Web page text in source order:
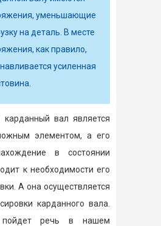
уменьшающие
на деталь. В месте
как правило,
усиленная
карданный вал является
элементом, а его
в состоянии
к необходимости его
А она осуществляется
карданного вала.
речь в нашем